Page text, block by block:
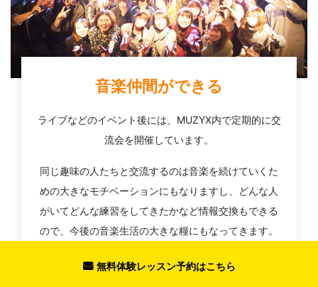
音楽仲間ができる
ライブなどのイベント後には、MUZYX内で定期的に交
流会を開催しています。
同じ趣味の人たちと交流するのは音楽を続けていくた
めの大きなモチベーションにもなりますし、どんな人
がいてどんな練習をしてきたかなど情報交換もできる
ので、今後の音楽生活の大きな糧にもなってきます。
また、MUZYXは一人で加入される方が多いため「始め
無料体験レッスン予約はこちら